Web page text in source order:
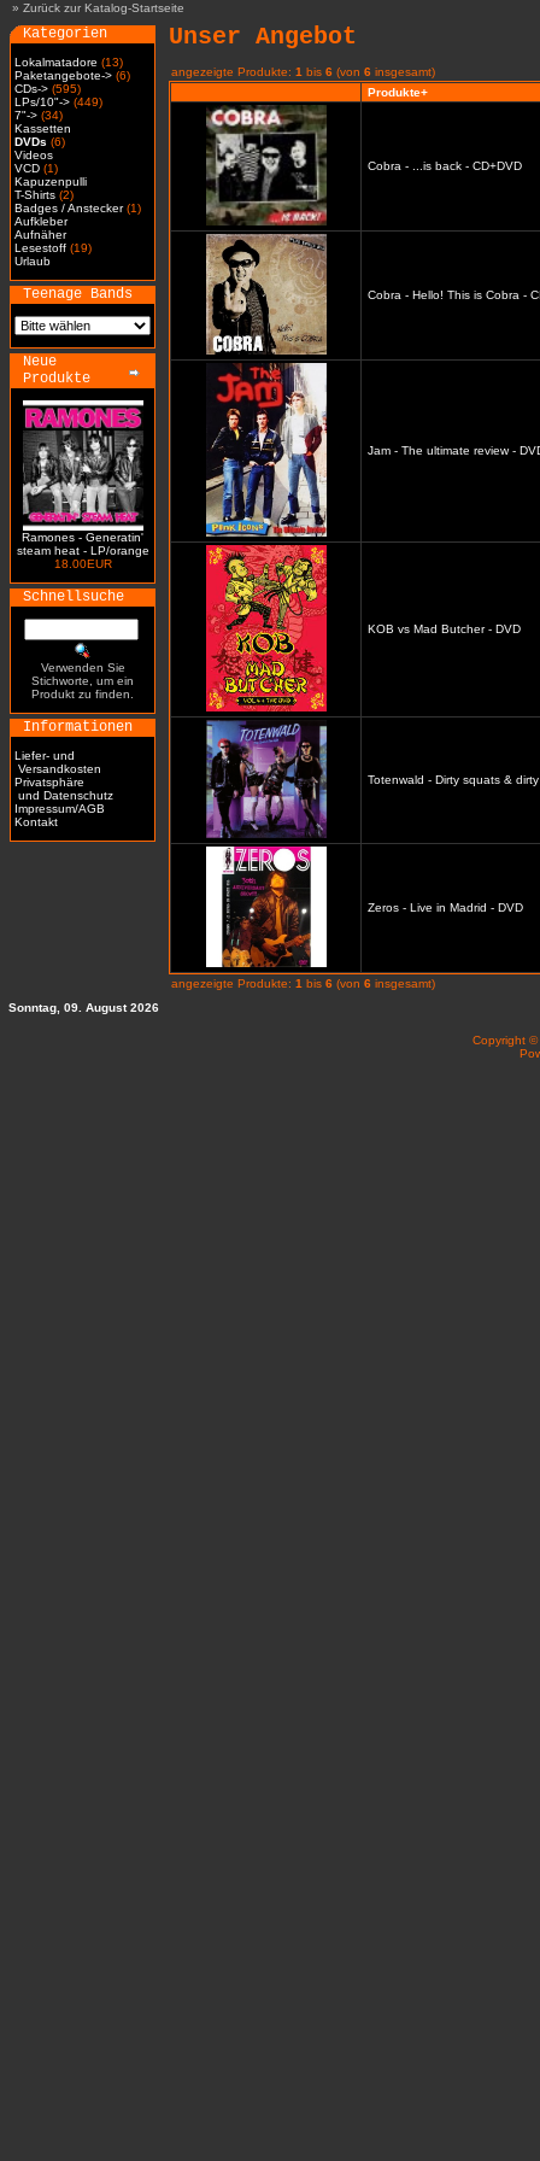
» Zurück zur Katalog-Startseite
Kategorien
Lokalmatadore (13)
Paketangebote-> (6)
CDs-> (595)
LPs/10"-> (449)
7"-> (34)
Kassetten
DVDs (6)
Videos
VCD (1)
Kapuzenpulli
T-Shirts (2)
Badges / Anstecker(1)
Aufkleber
Aufnäher
Lesestoff (19)
Urlaub
Teenage Bands
Neue
Produkte
Ramones - Generatin'
steam heat - LP/orange
18.00EUR
Schnellsuche
Verwenden Sie
Stichworte, um ein
Produkt zu finden.
Informationen
Liefer- und
Versandkosten
Privatsphäre
und Datenschutz
Impressum/AGB
Kontakt
Unser Angebot
angezeigte Produkte: 1 bis 6 (von 6 insgesamt)
Produkte+
Cobra - ...is back - CD+DVD
Cobra - Hello! This is Cobra -
Jam - The ultimate review -
KOB vs Mad Butcher - DVD
Totenwald - Dirty squats &
Zeros - Live in Madrid - DVD
angezeigte Produkte: 1 bis 6 (von 6 insgesamt)
Sonntag, 09. August 2026
Copyright